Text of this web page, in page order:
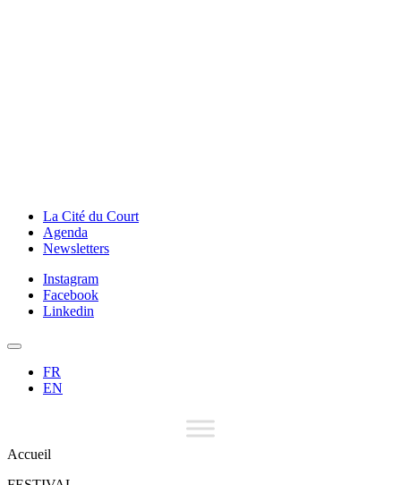
La Cité du Court
Agenda
Newsletters
Instagram
Facebook
Linkedin
FR
EN
Accueil